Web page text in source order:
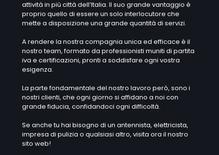
attività in più città dell’Italia. Il suo grande vantaggio è
proprio quello di essere un solo interlocutore che
mette a disposizione una grande quantità di servizi.
A rendere la nostra compagnia unica ed efficace è il
nostro team, formato da professionisti muniti di partita
iva e certificazioni, pronti a soddisfare ogni vostra
esigenza.
La parte fondamentale del nostro lavoro però, sono i
nostri clienti, che ogni giorno si affidano a noi con
grande fiducia, confidandoci ogni difficoltà.
Se anche tu hai bisogno di un antennista, elettricista,
impresa di pulizia o qualsiasi altro, visita ora il nostro
sito web!